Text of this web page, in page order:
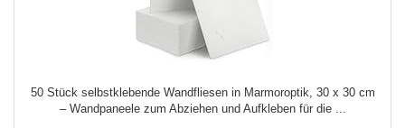
50 Stück selbstklebende Wandfliesen in Marmoroptik, 30 x 30 cm
– Wandpaneele zum Abziehen und Aufkleben für die ...